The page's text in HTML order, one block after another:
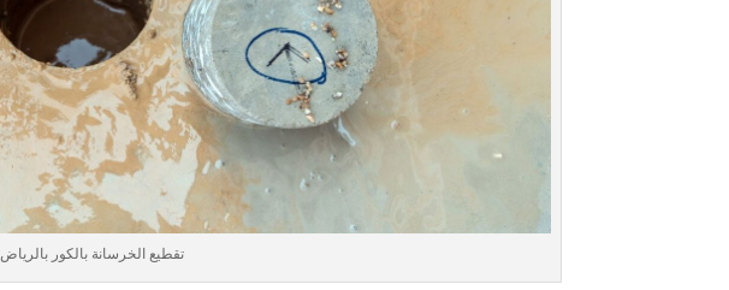
تقطيع الخرسانة بالكور بالرياض